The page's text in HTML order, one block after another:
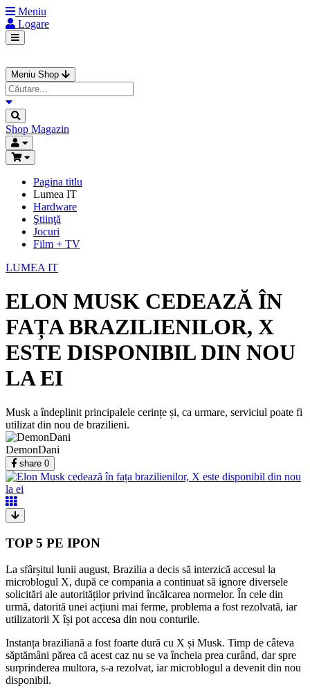
Meniu
Logare
Meniu Shop
Shop Magazin
Pagina titlu
Lumea IT
Hardware
Ştiinţă
Jocuri
Film + TV
LUMEA IT
ELON MUSK CEDEAZĂ ÎN
FAȚA BRAZILIENILOR, X
ESTE DISPONIBIL DIN NOU
LA EI
Musk a îndeplinit principalele cerințe și, ca urmare, serviciul poate fi
utilizat din nou de brazilieni.
DemonDani
share 0
TOP 5 PE IPON
La sfârșitul lunii august, Brazilia a decis să interzică accesul la
microblogul X, după ce compania a continuat să ignore diversele
solicitări ale autorităților privind încălcarea normelor. În cele din
urmă, datorită unei acțiuni mai ferme, problema a fost rezolvată, iar
utilizatorii X își pot accesa din nou conturile.
Instanța braziliană a fost foarte dură cu X și Musk. Timp de câteva
săptămâni părea că acest caz nu se va încheia prea curând, dar spre
surprinderea multora, s-a rezolvat, iar microblogul a devenit din nou
disponibil.